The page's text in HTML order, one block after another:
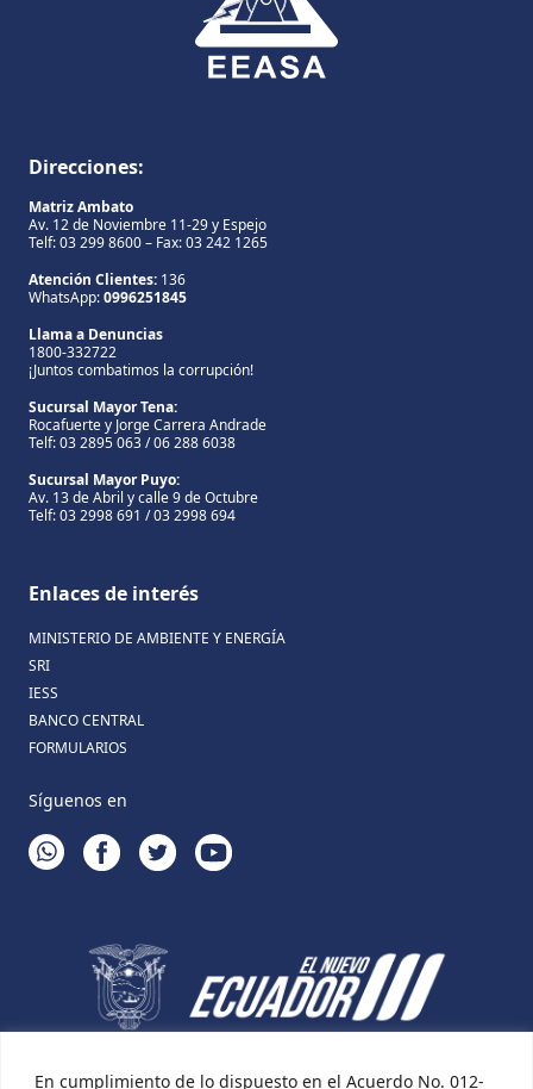
En cumplimiento de lo dispuesto en el Acuerdo No. 012-
Direcciones:
Matriz Ambato
Av. 12 de Noviembre 11-29 y Espejo
Telf: 03 299 8600 – Fax: 03 242 1265
Atención Clientes: 136
WhatsApp:0996251845
Llama a Denuncias
1800-332722
¡Juntos combatimos la corrupción!
Sucursal Mayor Tena:
Rocafuerte y Jorge Carrera Andrade
Telf: 03 2895 063 / 06 288 6038
Sucursal Mayor Puyo:
Av. 13 de Abril y calle 9 de Octubre
Telf: 03 2998 691 / 03 2998 694
Enlaces de interés
MINISTERIO DE AMBIENTE Y ENERGÍA
SRI
IESS
BANCO CENTRAL
FORMULARIOS
Síguenos en
WHATSAPPFACEBOOKTWITTERYOUTUBE